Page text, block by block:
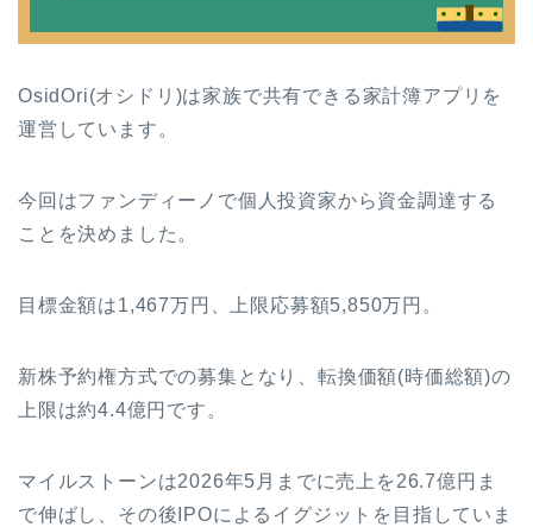
OsidOri(オシドリ)は家族で共有できる家計簿アプリを
運営しています。
今回はファンディーノで個人投資家から資金調達する
ことを決めました。
目標金額は1,467万円、上限応募額5,850万円。
新株予約権方式での募集となり、転換価額(時価総額)の
上限は約4.4億円です。
マイルストーンは2026年5月までに売上を26.7億円ま
で伸ばし、その後IPOによるイグジットを目指していま